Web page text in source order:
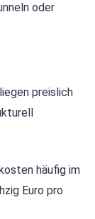
oder
preislich
häufig im
Euro pro